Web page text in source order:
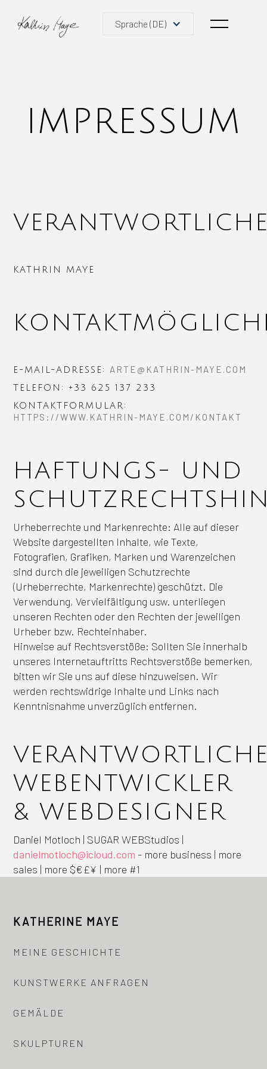
Sprache (DE)
IMPRESSUM
KATHRIN MAYE
E-MAIL-ADRESSE: ARTE@KATHRIN-MAYE.COM
TELEFON: +33 625 137 233
KONTAKTFORMULAR:
HTTPS://WWW.KATHRIN-MAYE.COM/KONTAKT
HAFTUNGS- UND
Urheberrechte und Markenrechte: Alle auf dieser
Website dargestellten Inhalte, wie Texte,
Fotografien, Grafiken, Marken und Warenzeichen
sind durch die jeweiligen Schutzrechte
(Urheberrechte, Markenrechte) geschützt. Die
Verwendung, Vervielfältigung usw. unterliegen
unseren Rechten oder den Rechten der jeweiligen
Urheber bzw. Rechteinhaber.
Hinweise auf Rechtsverstöße: Sollten Sie innerhalb
unseres Internetauftritts Rechtsverstöße bemerken,
bitten wir Sie uns auf diese hinzuweisen. Wir
werden rechtswidrige Inhalte und Links nach
Kenntnisnahme unverzüglich entfernen.
WEBENTWICKLER
& WEBDESIGNER
Daniel Motloch | SUGAR WEBStudios |
danielmotloch@icloud.com - more business | more
sales | more $€£¥ | more #1
KATHERINE MAYE
MEINE GESCHICHTE
KUNSTWERKE ANFRAGEN
GEMÄLDE
SKULPTUREN